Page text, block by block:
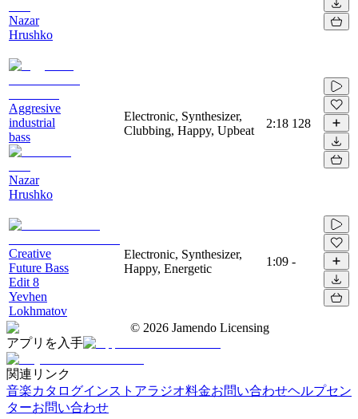
Nazar
Hrushko
Aggresive
industrial
bass
Nazar
Hrushko
Electronic, Synthesizer,
Clubbing, Happy, Upbeat
2:18 128
Creative
Future Bass
Edit 8
Yevhen
Lokhmatov
Electronic, Synthesizer,
Happy, Energetic
1:09 -
© 2026 Jamendo Licensing
アプリを入手
関連リンク
音楽カタログインストアラジオ料金お問い合わせヘルプセン
ターお問い合わせ